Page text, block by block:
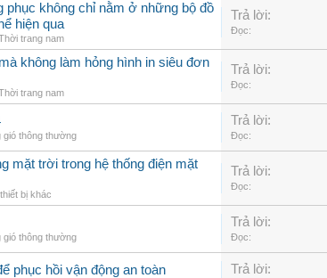
phục không chỉ nằm ở những bộ đồ
hiện qua
trang nam
Trả lời:
Đọc:
không làm hỏng hình in siêu đơn
trang nam
Trả lời:
Đọc:
gió thông thường
Trả lời:
Đọc:
mặt trời trong hệ thống điện mặt
bị khác
Trả lời:
Đọc:
gió thông thường
Trả lời:
Đọc:
phục hồi vận động an toàn Trả lời: